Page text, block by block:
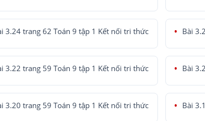
3.24 trang 62 Toán 9 tập 1 Kết nối tri thức Bài
3.22 trang 59 Toán 9 tập 1 Kết nối tri thức Bài
3.20 trang 59 Toán 9 tập 1 Kết nối tri thức Bài